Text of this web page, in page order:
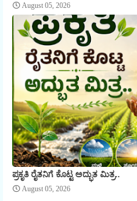
August 05, 2026
ಪ್ರಕೃತಿ ರೈತನಿಗೆ ಕೊಟ್ಟ ಅದ್ಭುತ ಮಿತ್ರ..
August 05, 2026